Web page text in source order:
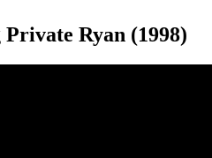
Ryan (1998)